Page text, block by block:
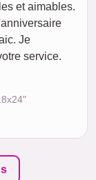
et aimables.
Je
service.